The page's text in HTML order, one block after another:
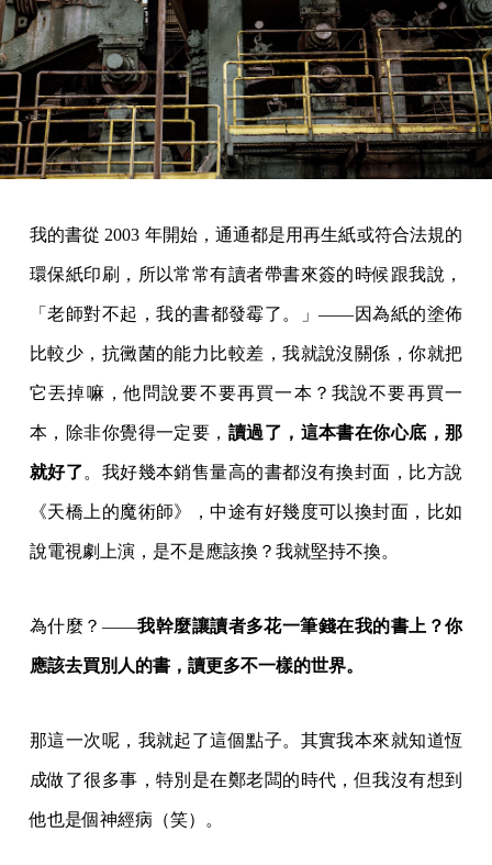
我的書從 2003 年開始，通通都是用再生紙或符合法規的
環保紙印刷，所以常常有讀者帶書來簽的時候跟我說，
「老師對不起，我的書都發霉了。」——因為紙的塗佈
它丟掉嘛，他問說要不要再買一本？我說不要再買一
本，除非你覺得一定要，讀過了，這本書在你心底，那
就好了。我好幾本銷售量高的書都沒有換封面，比方說
《天橋上的魔術師》，中途有好幾度可以換封面，比如
說電視劇上演，是不是應該換？我就堅持不換。
為什麼？——我幹麼讓讀者多花一筆錢在我的書上？你
應該去買別人的書，讀更多不一樣的世界。
成做了很多事，特別是在鄭老闆的時代，但我沒有想到
他也是個神經病（笑）。
我們辦這樣的行銷活動，不是應該辦在兩三百人的場地
嗎？這樣一次就可以簽很多書，可是像我這次也去了很
多小書店，有些書店的場地只能容納十幾位讀者，我為